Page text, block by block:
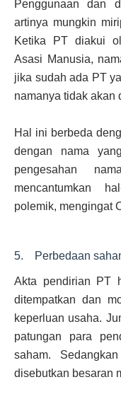
Penggunaan dan
artinya mungkin
Ketika PT diakui
Asasi Manusia,
jika sudah ada PT
namanya tidak akan
Hal ini berbeda
dengan nama
pengesahan
mencantumkan
polemik, mengingat
5. Perbedaan
Akta pendirian PT
ditempatkan dan
keperluan usaha.
patungan para
saham.
disebutkan besaran